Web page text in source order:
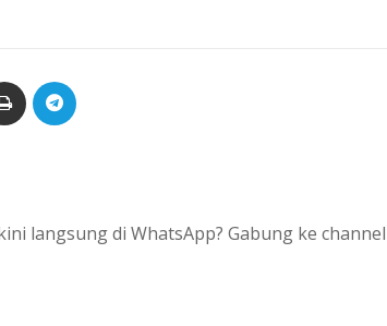
langsung di WhatsApp? Gabung ke channel